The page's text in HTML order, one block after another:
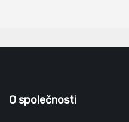
O společnosti